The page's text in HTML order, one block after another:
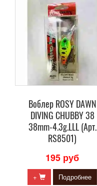
Воблер ROSY DAWN
DIVING CHUBBY 38
38mm-4.3g.LLL (Арт.
RS8501)
195 руб
+ Подробнее